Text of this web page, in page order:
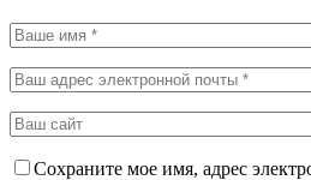
Сохраните мое имя, адрес